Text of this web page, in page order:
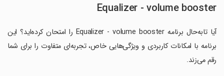
Equalizer - volume booster
آیا تابه‌حال برنامه Equalizer - volume booster را امتحان کرده‌اید؟ این
برنامه با امکانات کاربردی و ویژگی‌هایی خاص، تجربه‌ای متفاوت را برای شما
رقم می‌زند.